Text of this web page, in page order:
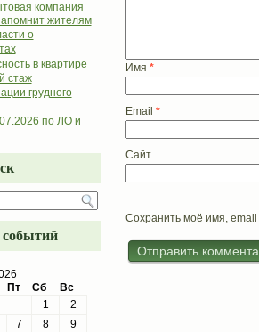
компания
жителям
о
в квартире
стаж
грудного
по ЛО и
Пт Сб
Вс
1
2
7 8
9
Имя *
Email *
Сайт
Сохранить моё имя,